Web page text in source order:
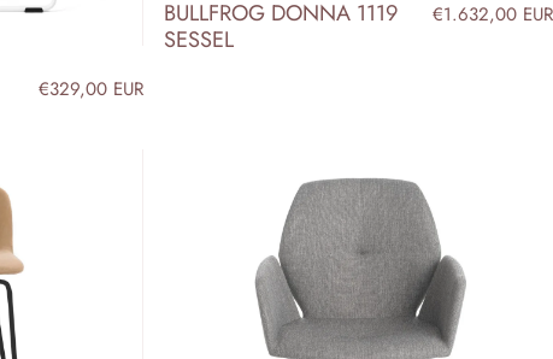
€329,00 EUR
BULLFROG DONNA 1119
SESSEL
€1.632,00 EUR